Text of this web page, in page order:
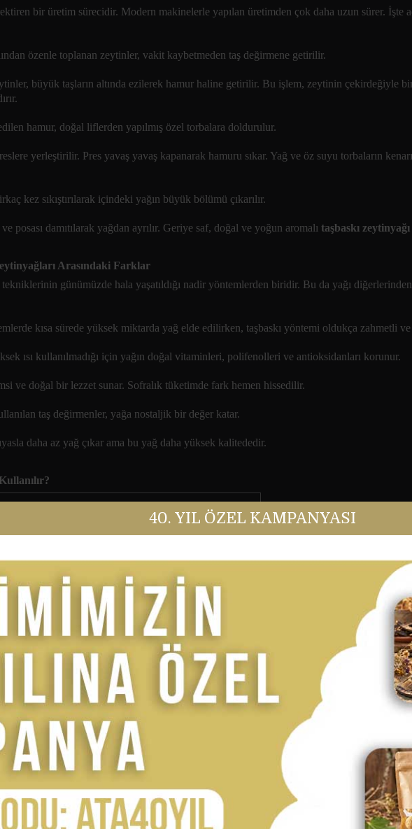
40. YIL ÖZEL KAMPANYASI
bir üretim sürecidir. Modern makinelerle yapılan üretimden çok daha uzun sürer. İşte
özenle toplanan zeytinler, vakit kaybetmeden taş değirmene getirilir.
büyük taşların altında ezilerek hamur haline getirilir. Bu işlem, zeytinin çekirdeğiyle
hamur, doğal liflerden yapılmış özel torbalara doldurulur.
yerleştirilir. Pres yavaş yavaş kapanarak hamuru sıkar. Yağ ve öz suyu torbaların
kez sıkıştırılarak içindeki yağın büyük bölümü çıkarılır.
posası damıtılarak yağdan ayrılır. Geriye saf, doğal ve yoğun aromalı taşbaskı zeytinyağı
Arasındaki Farklar
günümüzde hala yaşatıldığı nadir yöntemlerden biridir. Bu da yağı
kısa sürede yüksek miktarda yağ elde edilirken, taşbaskı yöntemi oldukça zahmetli ve
ısı kullanılmadığı için yağın doğal vitaminleri, polifenolleri ve antioksidanları korunur.
ve doğal bir lezzet sunar. Sofralık tüketimde fark hemen hissedilir.
taş değirmenler, yağa nostaljik bir değer katar.
daha az yağ çıkar ama bu yağ daha yüksek kalitededir.
taşbaskı zeytinyağı , özellikle çiğ tüketimde tercih edilir. Kullanım önerileri: